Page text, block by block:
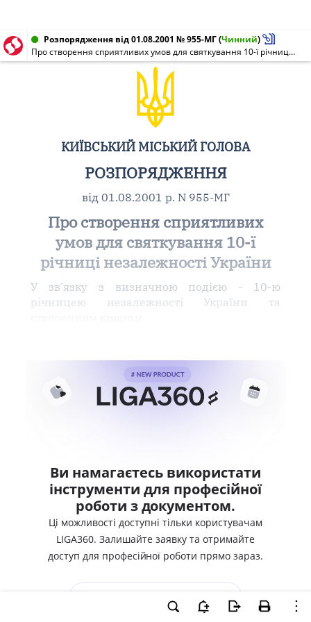
Розпорядження від 01.08.2001 № 955-МГ(Чинний)
Про створення сприятливих умов для святкування 10-ї річниці незалежності України
КИЇВСЬКИЙ МІСЬКИЙ ГОЛОВА
РОЗПОРЯДЖЕННЯ
від 01.08.2001 р. N 955-МГ
Про створення сприятливих
умов для святкування 10-ї
річниці незалежності України
У зв'язку з визначною подією - 10-ю
річницею незалежності України та
Ви намагаєтесь використати
інструменти для професійної
роботи з документом.
Ці можливості доступні тільки користувачам
LIGA360. Залишайте заявку та отримайте
доступ для професійної роботи прямо зараз.
ХОЧУ СПРОБУВАТИ LIGA360 - ОТРИМАТИ